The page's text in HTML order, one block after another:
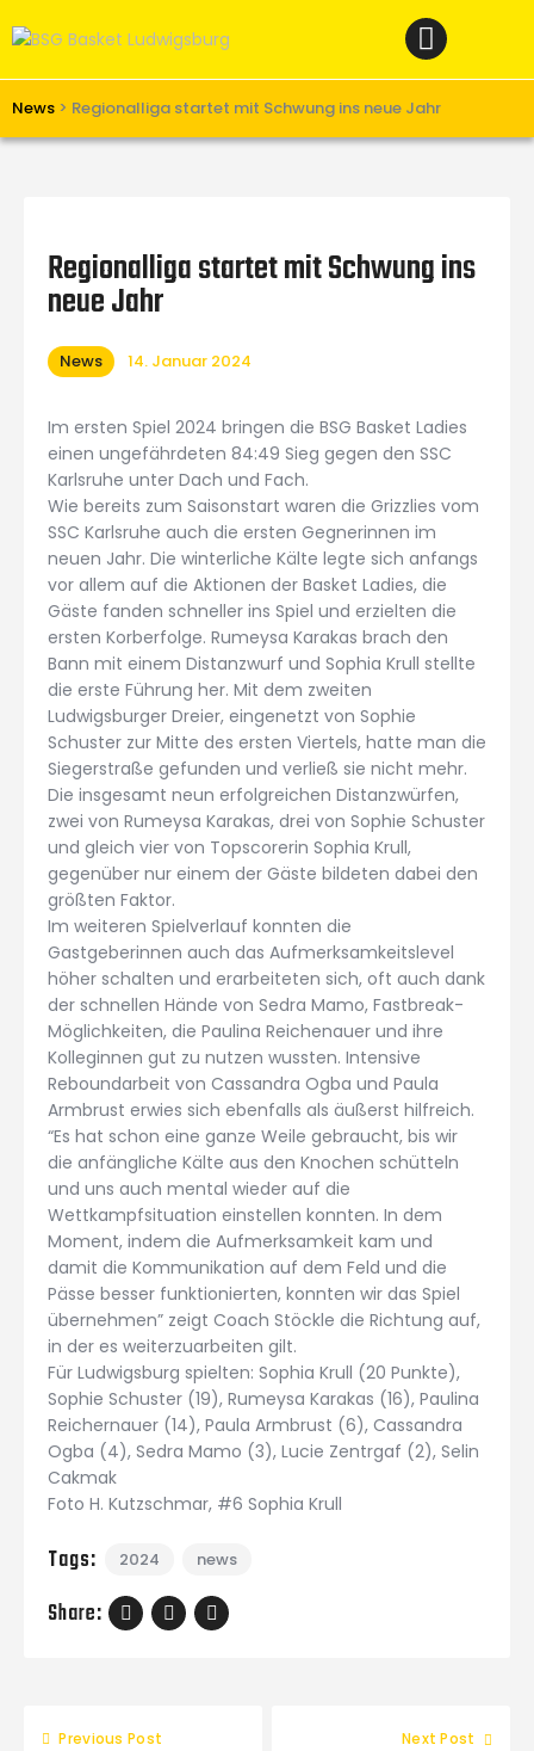
News > Regionalliga startet mit Schwung ins neue Jahr
Verein
Unterstützen
Regionalliga startet mit Schwung ins
neue Jahr
News 14. Januar 2024
Im ersten Spiel 2024 bringen die BSG Basket Ladies
einen ungefährdeten 84:49 Sieg gegen den SSC
Karlsruhe unter Dach und Fach.
Wie bereits zum Saisonstart waren die Grizzlies vom
SSC Karlsruhe auch die ersten Gegnerinnen im
neuen Jahr. Die winterliche Kälte legte sich anfangs
vor allem auf die Aktionen der Basket Ladies, die
Gäste fanden schneller ins Spiel und erzielten die
ersten Korberfolge. Rumeysa Karakas brach den
Bann mit einem Distanzwurf und Sophia Krull stellte
die erste Führung her. Mit dem zweiten
Ludwigsburger Dreier, eingenetzt von Sophie
Schuster zur Mitte des ersten Viertels, hatte man die
Siegerstraße gefunden und verließ sie nicht mehr.
Die insgesamt neun erfolgreichen Distanzwürfen,
zwei von Rumeysa Karakas, drei von Sophie Schuster
und gleich vier von Topscorerin Sophia Krull,
gegenüber nur einem der Gäste bildeten dabei den
größten Faktor.
Im weiteren Spielverlauf konnten die
Gastgeberinnen auch das Aufmerksamkeitslevel
höher schalten und erarbeiteten sich, oft auch dank
der schnellen Hände von Sedra Mamo, Fastbreak-
Möglichkeiten, die Paulina Reichenauer und ihre
Kolleginnen gut zu nutzen wussten. Intensive
Reboundarbeit von Cassandra Ogba und Paula
Armbrust erwies sich ebenfalls als äußerst hilfreich.
“Es hat schon eine ganze Weile gebraucht, bis wir
die anfängliche Kälte aus den Knochen schütteln
und uns auch mental wieder auf die
Wettkampfsituation einstellen konnten. In dem
Moment, indem die Aufmerksamkeit kam und
damit die Kommunikation auf dem Feld und die
Pässe besser funktionierten, konnten wir das Spiel
übernehmen” zeigt Coach Stöckle die Richtung auf,
in der es weiterzuarbeiten gilt.
Für Ludwigsburg spielten: Sophia Krull (20 Punkte),
Sophie Schuster (19), Rumeysa Karakas (16), Paulina
Reichernauer (14), Paula Armbrust (6), Cassandra
Ogba (4), Sedra Mamo (3), Lucie Zentrgaf (2), Selin
Cakmak
Foto H. Kutzschmar, #6 Sophia Krull
Tags: 2024 news
Share:
Previous Post Next Post